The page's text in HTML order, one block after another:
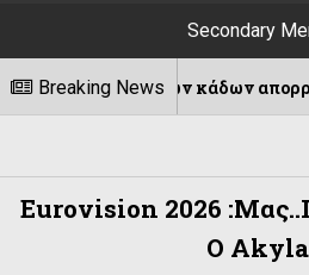
Secondary
Breaking News
κάδων απορριμμάτων ....
Eurovision 2026
Ο